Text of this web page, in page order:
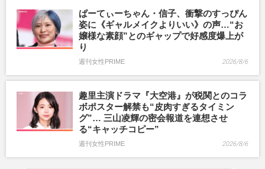
ぱーてぃーちゃん・信子、衝撃のすっぴん
姿に《ギャルメイクよりいい》の声…“お
嬢様な素顔”とのギャップで好感度爆上が
り
週刊女性PRIME 2026/8/6
趣里主演ドラマ『大空港』が税関とのコラ
ボポスター解禁も“皮肉すぎるタイミン
グ”… 三山凌輝の密会報道を連想させ
る“キャッチコピー”
週刊女性PRIME 2026/8/6